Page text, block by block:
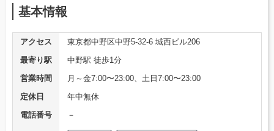
基本情報
アクセス
東京都中野区中野5-32-6 城西ビル206
最寄り駅
中野駅 徒歩1分
営業時間
月～金7:00〜23:00、土日7:00〜23:00
定休日
年中無休
電話番号
－